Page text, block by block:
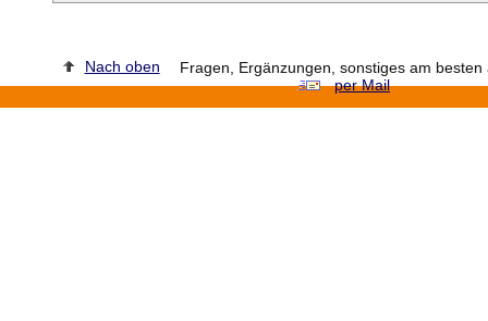
Nach oben
Fragen, Ergänzungen, sonstiges am
per Mail